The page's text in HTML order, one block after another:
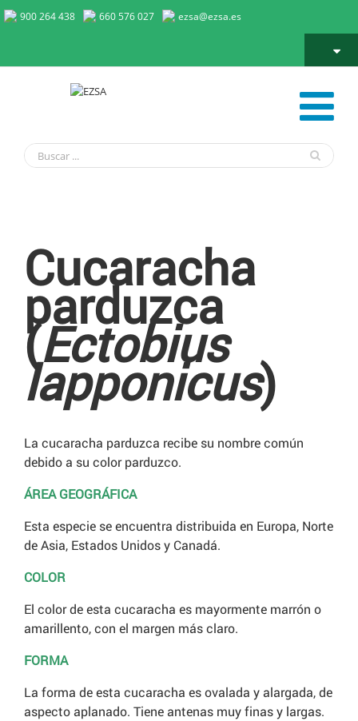
900 264 438 660 576 027 ezsa@ezsa.es
Cucaracha
parduzca
(Ectobius
lapponicus)
La cucaracha parduzca recibe su nombre común
debido a su color parduzco.
ÁREA GEOGRÁFICA
Esta especie se encuentra distribuida en Europa, Norte
de Asia, Estados Unidos y Canadá.
COLOR
El color de esta cucaracha es mayormente marrón o
amarillento, con el margen más claro.
FORMA
La forma de esta cucaracha es ovalada y alargada, de
aspecto aplanado. Tiene antenas muy finas y largas.